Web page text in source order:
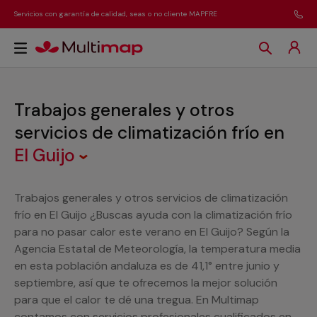
Servicios con garantía de calidad, seas o no cliente MAPFRE
Trabajos generales y otros
servicios de climatización frío en
El Guijo
Trabajos generales y otros servicios de climatización
frío en El Guijo ¿Buscas ayuda con la climatización frío
para no pasar calor este verano en El Guijo? Según la
Agencia Estatal de Meteorología, la temperatura media
en esta población andaluza es de 41,1° entre junio y
septiembre, así que te ofrecemos la mejor solución
para que el calor te dé una tregua. En Multimap